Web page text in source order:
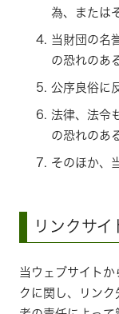
為、または
当財団の名
の恐れのあ
公序良俗に
法律、法令
の恐れのあ
そのほか、
リンクサイ
当ウェブサイト
クに関し、リン